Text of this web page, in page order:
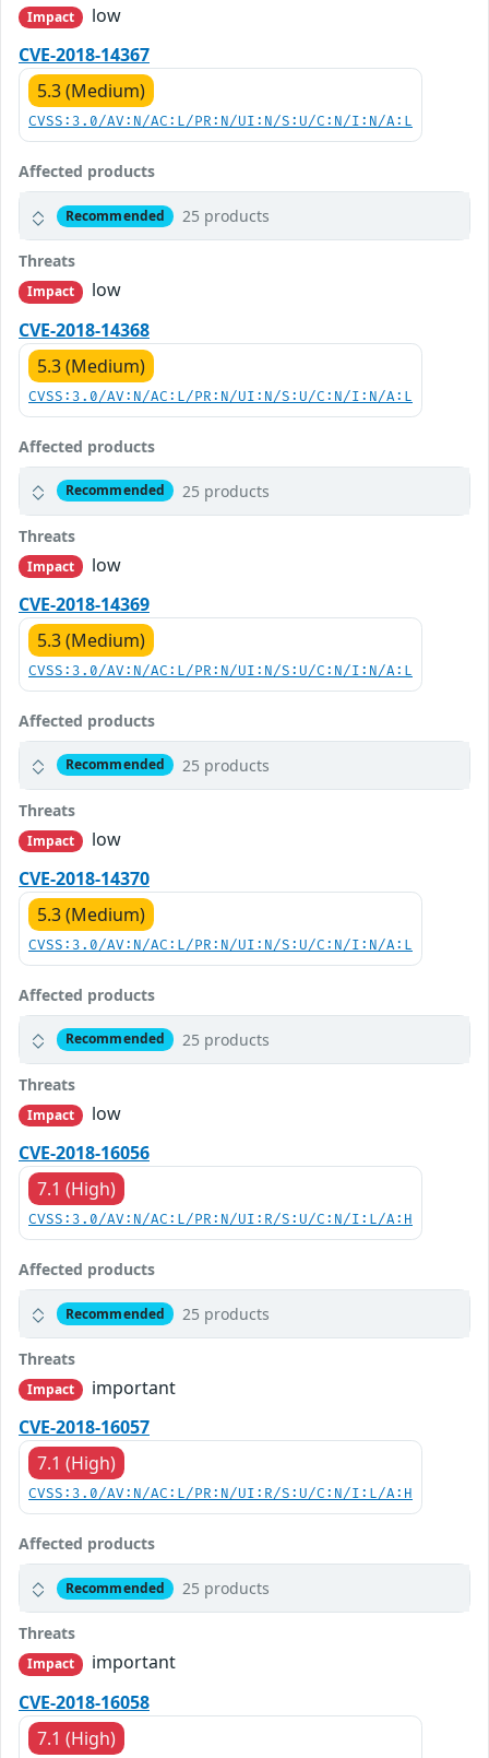
Impact
low
CVE-2018-14367
5.3 (Medium)
CVSS:3.0/AV:N/AC:L/PR:N/UI:N/S:U/C:N/I:N/A:L
Affected products
Recommended 25 products
Threats
Impact
low
CVE-2018-14368
5.3 (Medium)
CVSS:3.0/AV:N/AC:L/PR:N/UI:N/S:U/C:N/I:N/A:L
Affected products
Recommended 25 products
Threats
Impact
low
CVE-2018-14369
5.3 (Medium)
CVSS:3.0/AV:N/AC:L/PR:N/UI:N/S:U/C:N/I:N/A:L
Affected products
Recommended 25 products
Threats
Impact
low
CVE-2018-14370
5.3 (Medium)
CVSS:3.0/AV:N/AC:L/PR:N/UI:N/S:U/C:N/I:N/A:L
Affected products
Recommended 25 products
Threats
Impact
low
CVE-2018-16056
7.1 (High)
CVSS:3.0/AV:N/AC:L/PR:N/UI:R/S:U/C:N/I:L/A:H
Affected products
Recommended 25 products
Threats
Impact
important
CVE-2018-16057
7.1 (High)
CVSS:3.0/AV:N/AC:L/PR:N/UI:R/S:U/C:N/I:L/A:H
Affected products
Recommended 25 products
Threats
Impact
important
CVE-2018-16058
7.1 (High)